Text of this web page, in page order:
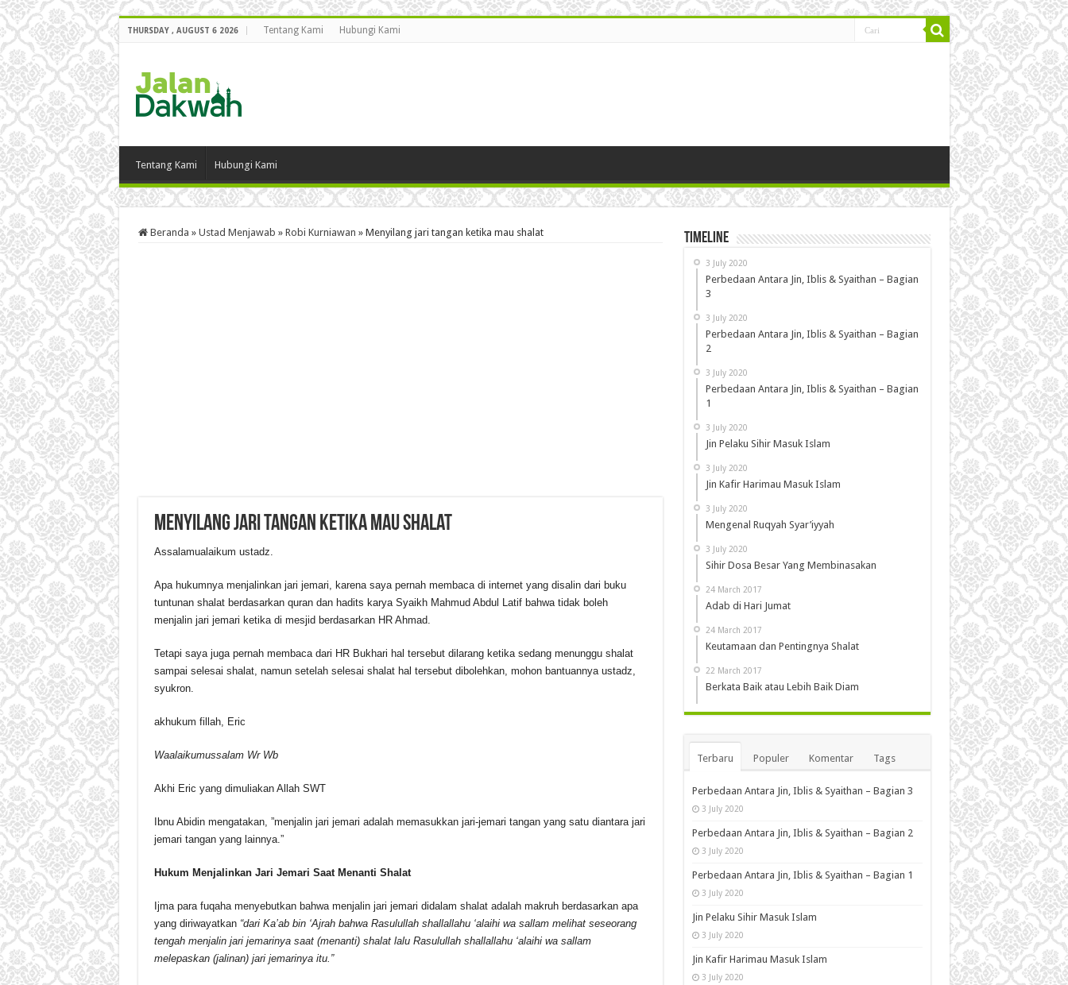
THURSDAY , AUGUST 6 2026 Tentang Kami Hubungi Kami
Tentang Kami Hubungi Kami
Beranda » Ustad Menjawab » Robi Kurniawan » Menyilang jari tangan ketika mau shalat
Menyilang jari tangan ketika mau shalat
Assalamualaikum ustadz.
Apa hukumnya menjalinkan jari jemari, karena saya pernah membaca di internet yang disalin dari buku
tuntunan shalat berdasarkan quran dan hadits karya Syaikh Mahmud Abdul Latif bahwa tidak boleh
menjalin jari jemari ketika di mesjid berdasarkan HR Ahmad.
Tetapi saya juga pernah membaca dari HR Bukhari hal tersebut dilarang ketika sedang menunggu shalat
sampai selesai shalat, namun setelah selesai shalat hal tersebut dibolehkan, mohon bantuannya ustadz,
syukron.
akhukum fillah, Eric
Waalaikumussalam Wr Wb
Akhi Eric yang dimuliakan Allah SWT
Ibnu Abidin mengatakan, ”menjalin jari jemari adalah memasukkan jari-jemari tangan yang satu diantara jari
jemari tangan yang lainnya.”
Hukum Menjalinkan Jari Jemari Saat Menanti Shalat
Ijma para fuqaha menyebutkan bahwa menjalin jari jemari didalam shalat adalah makruh berdasarkan apa
yang diriwayatkan “dari Ka’ab bin ‘Ajrah bahwa Rasulullah shallallahu ‘alaihi wa sallam melihat seseorang
tengah menjalin jari jemarinya saat (menanti) shalat lalu Rasulullah shallallahu ‘alaihi wa sallam
melepaskan (jalinan) jari jemarinya itu.”
Timeline
3 July 2020
Perbedaan Antara Jin, Iblis & Syaithan – Bagian
3
3 July 2020
Perbedaan Antara Jin, Iblis & Syaithan – Bagian
2
3 July 2020
Perbedaan Antara Jin, Iblis & Syaithan – Bagian
1
3 July 2020
Jin Pelaku Sihir Masuk Islam
3 July 2020
Jin Kafir Harimau Masuk Islam
3 July 2020
Mengenal Ruqyah Syar’iyyah
3 July 2020
Sihir Dosa Besar Yang Membinasakan
24 March 2017
Adab di Hari Jumat
24 March 2017
Keutamaan dan Pentingnya Shalat
22 March 2017
Berkata Baik atau Lebih Baik Diam
Terbaru Populer Komentar Tags
Perbedaan Antara Jin, Iblis & Syaithan – Bagian 3
3 July 2020
Perbedaan Antara Jin, Iblis & Syaithan – Bagian 2
3 July 2020
Perbedaan Antara Jin, Iblis & Syaithan – Bagian 1
3 July 2020
Jin Pelaku Sihir Masuk Islam
3 July 2020
Jin Kafir Harimau Masuk Islam
3 July 2020